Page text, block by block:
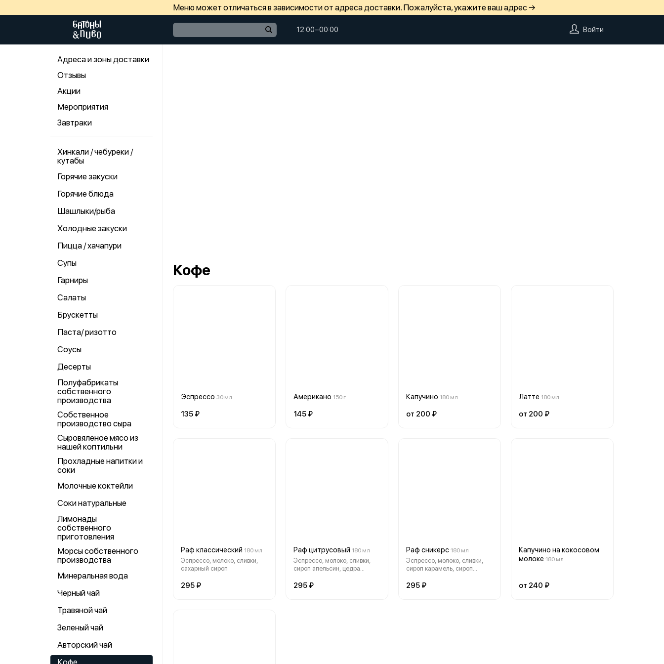
Меню может отличаться в зависимости от адреса доставки. Пожалуйста, укажите ваш адрес →
12:00−00:00 Войти
Адреса и зоны доставки
Отзывы
Акции
Мероприятия
Завтраки
Хинкали / чебуреки /
кутабы
Горячие закуски
Горячие блюда
Шашлыки/рыба
Холодные закуски
Пицца / хачапури
Супы
Гарниры
Салаты
Брускетты
Паста/ ризотто
Соусы
Десерты
Полуфабрикаты
собственного
производства
Собственное
производство сыра
Сыровяленое мясо из
нашей коптильни
Прохладные напитки и
соки
Молочные коктейли
Соки натуральные
Лимонады
собственного
приготовления
Морсы собственного
производства
Минеральная вода
Черный чай
Травяной чай
Зеленый чай
Авторский чай
Кофе
Кофе
Эспрессо 30 мл
135 ₽
Американо 150 г
145 ₽
Капучино 180 мл
от 200 ₽
Латте 180 мл
от 200 ₽
Раф классический 180 мл
Эспрессо, молоко, сливки,
сахарный сироп
295 ₽
Раф цитрусовый 180 мл
Эспрессо, молоко, сливки,
сироп апельсин, цедра
295 ₽
Раф сникерс 180 мл
Эспрессо, молоко, сливки,
сироп карамель, сироп
295 ₽
Капучино на кокосовом
молоке 180 мл
от 240 ₽